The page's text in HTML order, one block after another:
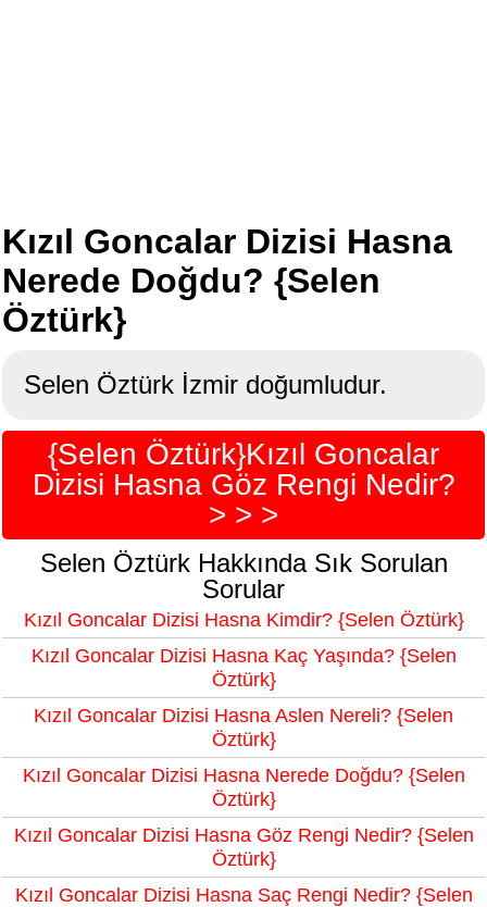
Kızıl Goncalar Dizisi Hasna
Nerede Doğdu? {Selen
Öztürk}
Selen Öztürk İzmir doğumludur.
{Selen Öztürk}Kızıl Goncalar
Dizisi Hasna Göz Rengi Nedir?
> > >
Selen Öztürk Hakkında Sık Sorulan
Sorular
Kızıl Goncalar Dizisi Hasna Kimdir? {Selen Öztürk}
Kızıl Goncalar Dizisi Hasna Kaç Yaşında? {Selen
Öztürk}
Kızıl Goncalar Dizisi Hasna Aslen Nereli? {Selen
Öztürk}
Kızıl Goncalar Dizisi Hasna Nerede Doğdu? {Selen
Öztürk}
Kızıl Goncalar Dizisi Hasna Göz Rengi Nedir? {Selen
Öztürk}
Kızıl Goncalar Dizisi Hasna Saç Rengi Nedir? {Selen